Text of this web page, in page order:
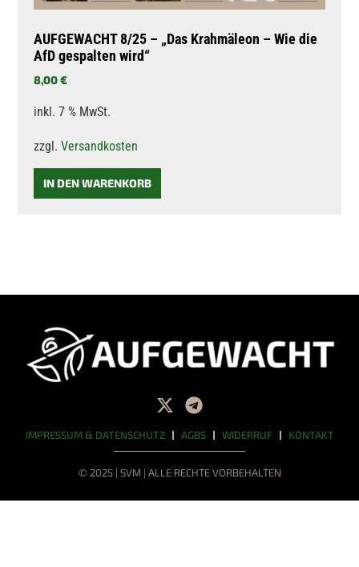
AUFGEWACHT 8/25 – „Das Krahmäleon – Wie die
AfD gespalten wird“
8,00€
inkl. 7 % MwSt.
zzgl.Versandkosten
IN DEN WARENKORB
IMPRESSUM & DATENSCHUTZ AGBS WIDERRUF KONTAKT
© 2025 | SVM | ALLE RECHTE VORBEHALTEN